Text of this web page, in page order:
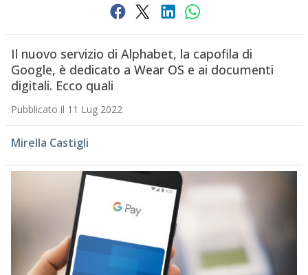
Il nuovo servizio di Alphabet, la capofila di
Google, è dedicato a Wear OS e ai documenti
digitali. Ecco quali
Pubblicato il 11 Lug 2022
Mirella Castigli